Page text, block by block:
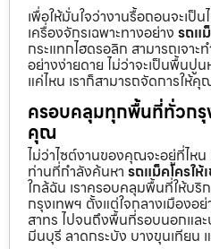
เพื่อให้มั่นใจว่างานรื้อถอนจะเป็
เครื่องจักรเฉพาะทางอย่าง รถแ
กระแทกไฮดรอลิก สามารถเจาะ
อย่างง่ายดาย ไม่ว่าจะเป็นพื้นปู
แค่ไหน เราก็สามารถจัดการให้คุ
ครอบคลุมทุกพื้นที่ทั่วกรุ
คุณ
ไม่ว่าไซต์งานของคุณจะอยู่ที่ไห
ท่านที่กำลังค้นหา รถแม็คโครให้
ใกล้ฉัน เราครอบคลุมพื้นที่ให้บริ
กรุงเทพฯ ตั้งแต่ใจกลางเมือง
สาทร ไปจนถึงพื้นที่รอบนอกแล
มีนบุรี ลาดกระบัง บางขุนเทียน